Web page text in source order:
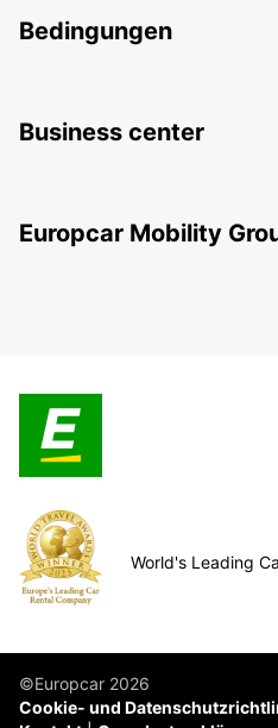
Bedingungen
Business center
Europcar Mobility
World's Leading
©Europcar 2026
Cookie- und